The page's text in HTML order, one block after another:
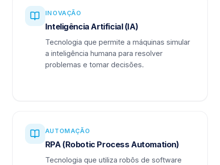
INOVAÇÃO
Inteligência Artificial (IA)
Tecnologia que permite a máquinas simular
a inteligência humana para resolver
problemas e tomar decisões.
AUTOMAÇÃO
RPA (Robotic Process Automation)
Tecnologia que utiliza robôs de software